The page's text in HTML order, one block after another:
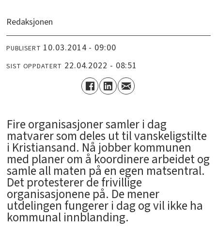
Redaksjonen
PUBLISERT 10.03.2014 - 09:00
SIST OPPDATERT 22.04.2022 - 08:51
Fire organisasjoner samler i dag
matvarer som deles ut til vanskeligstilte
i Kristiansand. Nå jobber kommunen
med planer om å koordinere arbeidet og
samle all maten på en egen matsentral.
Det protesterer de frivillige
organisasjonene på. De mener
utdelingen fungerer i dag og vil ikke ha
kommunal innblanding.